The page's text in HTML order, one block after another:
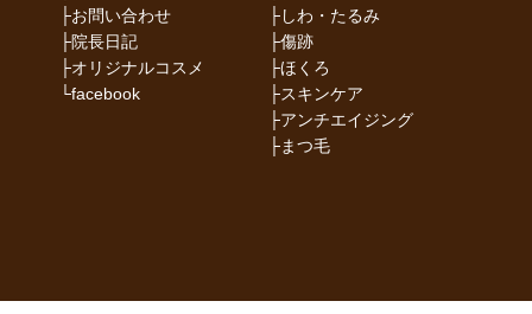
├お問い合わせ
├院長日記
├オリジナルコスメ
└facebook
├しわ・たるみ
├傷跡
├ほくろ
├スキンケア
├アンチエイジング
├まつ毛